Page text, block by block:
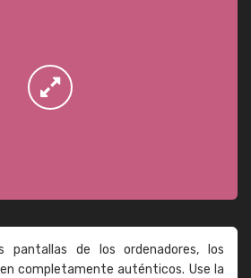
pantallas de los ordenadores, los
completamente auténticos. Use la